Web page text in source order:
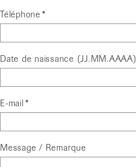
Téléphone
Date de naissance (JJ.MM.AAAA)
E-mail
Message / Remarque